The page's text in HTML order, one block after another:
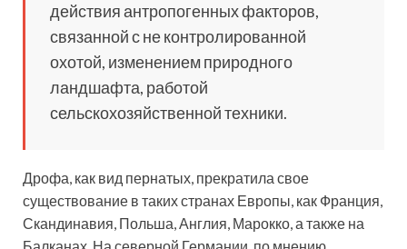
действия антропогенных факторов,
связанной с не контролированной
охотой, изменением природного
ландшафта, работой
сельскохозяйственной техники.
Дрофа, как вид пернатых, прекратила свое
существование в таких странах Европы, как Франция,
Скандинавия, Польша, Англия, Марокко, а также на